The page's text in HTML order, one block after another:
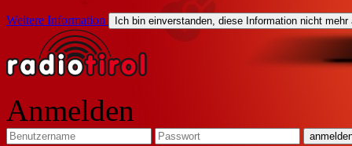
Weitere Information Ich bin einverstanden, diese Information nicht mehr
Anmelden